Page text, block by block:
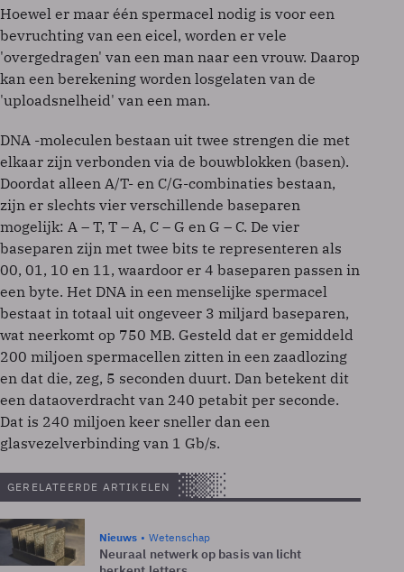
Hoewel er maar één spermacel nodig is voor een
bevruchting van een eicel, worden er vele
'overgedragen' van een man naar een vrouw. Daarop
kan een berekening worden losgelaten van de
'uploadsnelheid' van een man.
DNA -moleculen bestaan uit twee strengen die met
elkaar zijn verbonden via de bouwblokken (basen).
Doordat alleen A/T- en C/G-combinaties bestaan,
zijn er slechts vier verschillende baseparen
mogelijk: A – T, T – A, C – G en G – C. De vier
baseparen zijn met twee bits te representeren als
00, 01, 10 en 11, waardoor er 4 baseparen passen in
een byte. Het DNA in een menselijke spermacel
bestaat in totaal uit ongeveer 3 miljard baseparen,
wat neerkomt op 750 MB. Gesteld dat er gemiddeld
200 miljoen spermacellen zitten in een zaadlozing
en dat die, zeg, 5 seconden duurt. Dan betekent dit
een dataoverdracht van 240 petabit per seconde.
Dat is 240 miljoen keer sneller dan een
glasvezelverbinding van 1 Gb/s.
GERELATEERDE ARTIKELEN
Nieuws Wetenschap
Neuraal netwerk op basis van licht